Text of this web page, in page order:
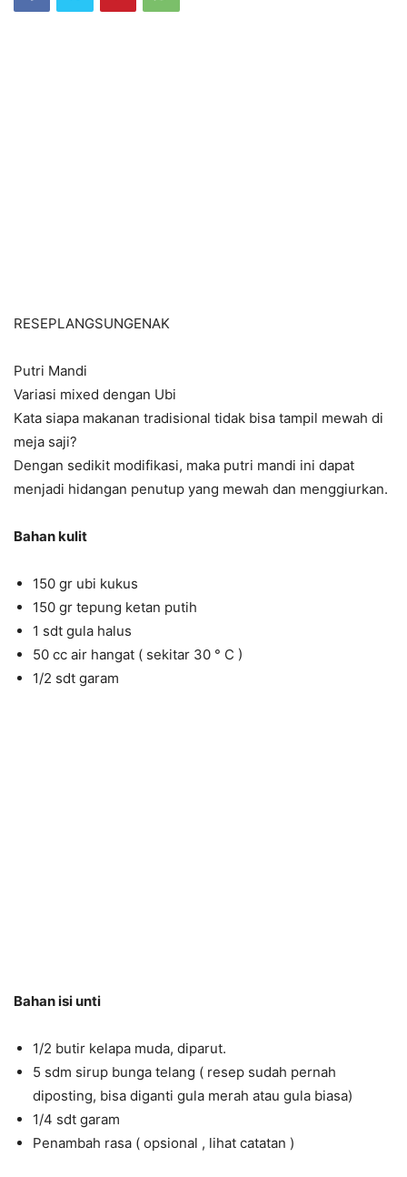
RESEPLANGSUNGENAK
Putri Mandi
Variasi mixed dengan Ubi
Kata siapa makanan tradisional tidak bisa tampil mewah di
meja saji?
Dengan sedikit modifikasi, maka putri mandi ini dapat
menjadi hidangan penutup yang mewah dan menggiurkan.
Bahan kulit
150 gr ubi kukus
150 gr tepung ketan putih
1 sdt gula halus
50 cc air hangat ( sekitar 30 ° C )
1/2 sdt garam
Bahan isi unti
1/2 butir kelapa muda, diparut.
5 sdm sirup bunga telang ( resep sudah pernah
diposting, bisa diganti gula merah atau gula biasa)
1/4 sdt garam
Penambah rasa ( opsional , lihat catatan )